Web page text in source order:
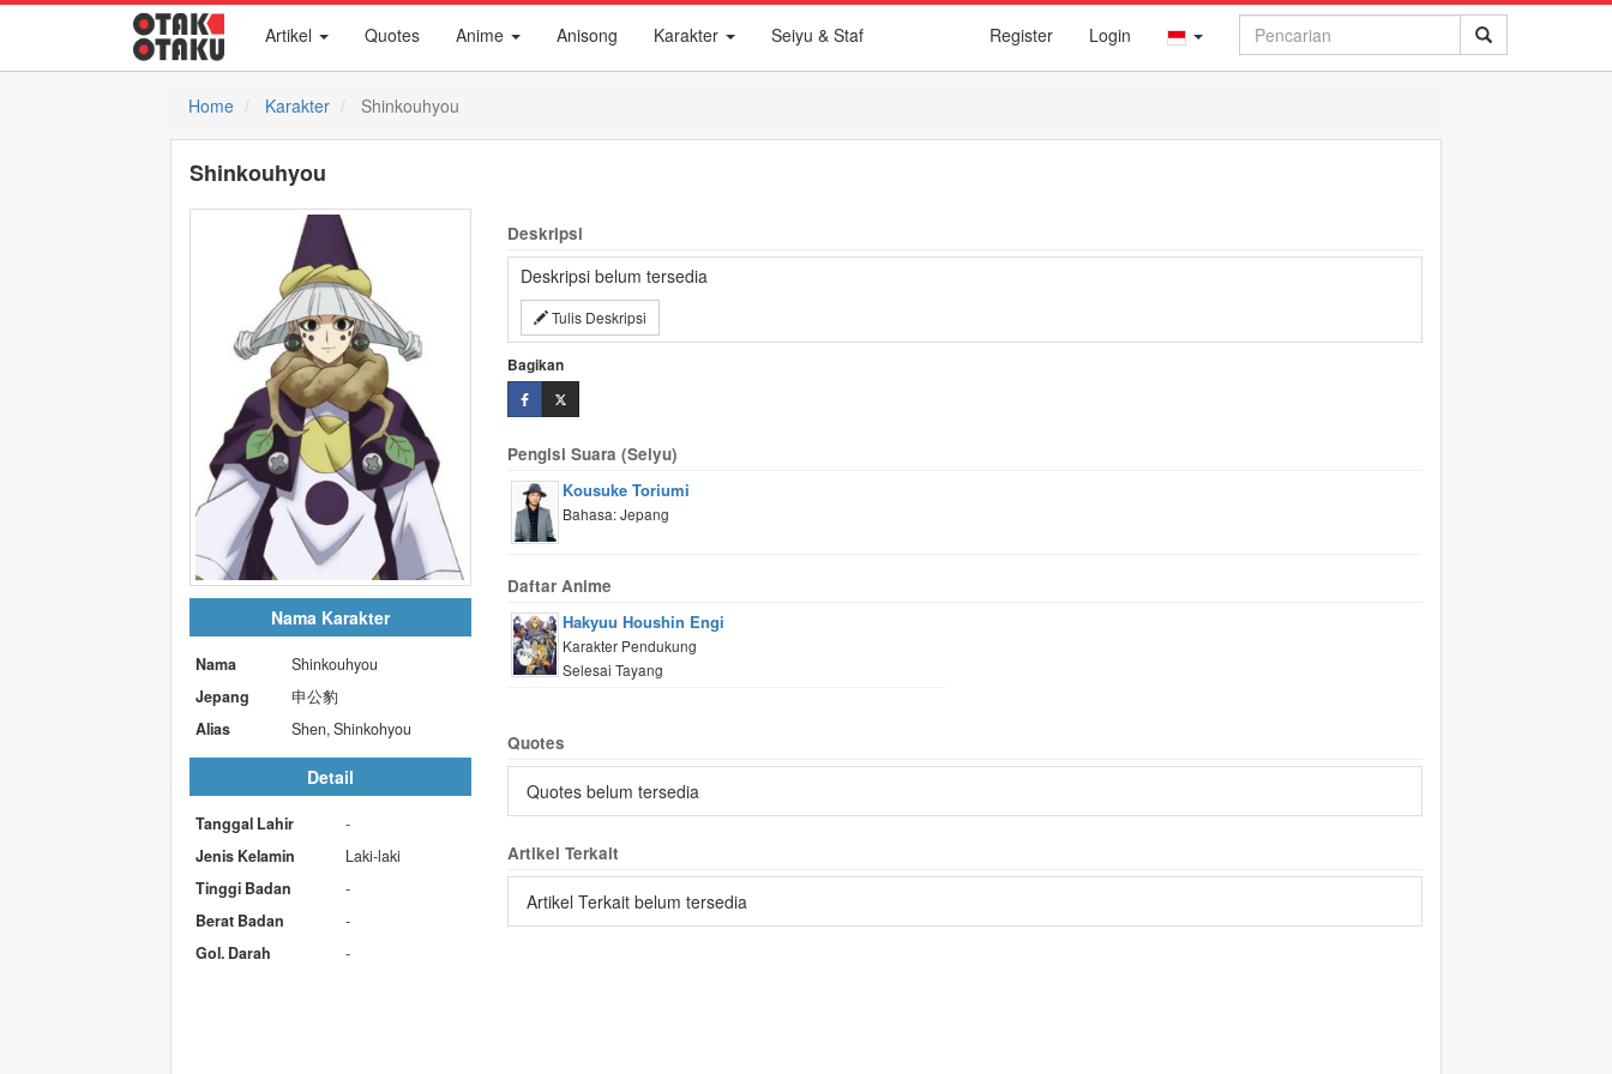
Register Login
Artikel Quotes Anime Anisong Karakter Seiyu & Staf
Home Karakter Shinkouhyou
Shinkouhyou
Nama Karakter
Nama
Shinkouhyou
Jepang
申公豹
Alias
Shen, Shinkohyou
Detail
Tanggal Lahir
-
Jenis Kelamin
Laki-laki
Tinggi Badan
-
Berat Badan
-
Gol. Darah
-
Deskripsi
Deskripsi belum tersedia
Tulis Deskripsi
Bagikan
Pengisi Suara (Seiyu)
Kousuke Toriumi
Bahasa: Jepang
Daftar Anime
Hakyuu Houshin Engi
Karakter Pendukung
Selesai Tayang
Quotes
Quotes belum tersedia
Artikel Terkait
Artikel Terkait belum tersedia